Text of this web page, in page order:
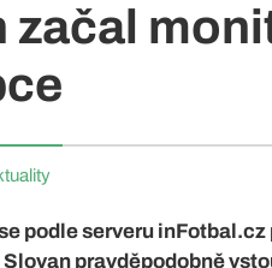
začal
podle serveru
pravděpodobně